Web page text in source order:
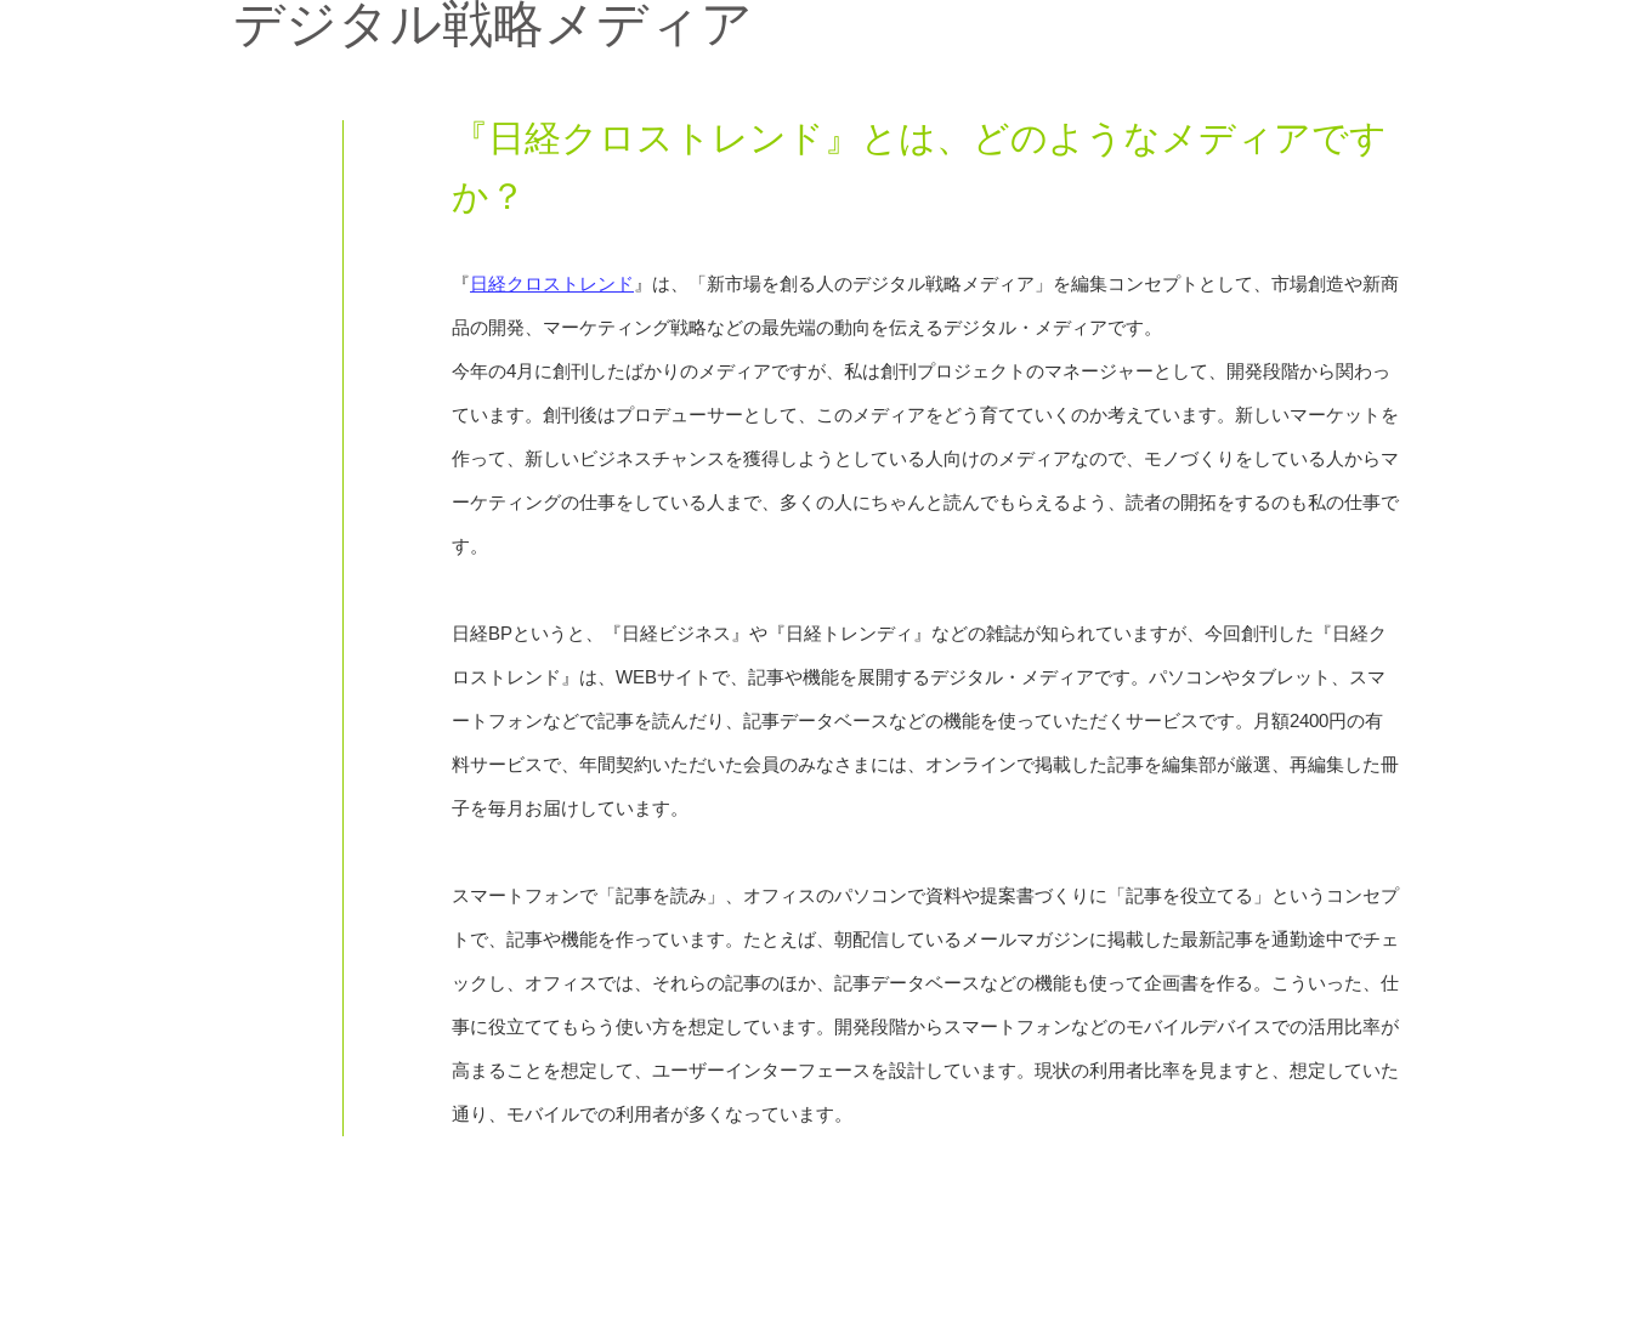
デジタル戦略メディア
『日経クロストレンド』とは、どのようなメディアです
か？
『日経クロストレンド 』は、「新市場を創る人のデジタル戦略メディア」を編集コンセプトとして、市場創造や新商
品の開発、マーケティング戦略などの最先端の動向を伝えるデジタル・メディアです。
今年の4月に創刊したばかりのメディアですが、私は創刊プロジェクトのマネージャーとして、開発段階から関わっ
ています。創刊後はプロデューサーとして、このメディアをどう育てていくのか考えています。新しいマーケットを
作って、新しいビジネスチャンスを獲得しようとしている人向けのメディアなので、モノづくりをしている人からマ
ーケティングの仕事をしている人まで、多くの人にちゃんと読んでもらえるよう、読者の開拓をするのも私の仕事で
す。
日経BPというと、『日経ビジネス』や『日経トレンディ』などの雑誌が知られていますが、今回創刊した『日経ク
ロストレンド』は、WEBサイトで、記事や機能を展開するデジタル・メディアです。パソコンやタブレット、スマ
ートフォンなどで記事を読んだり、記事データベースなどの機能を使っていただくサービスです。月額2400円の有
料サービスで、年間契約いただいた会員のみなさまには、オンラインで掲載した記事を編集部が厳選、再編集した冊
子を毎月お届けしています。
スマートフォンで「記事を読み」、オフィスのパソコンで資料や提案書づくりに「記事を役立てる」というコンセプ
トで、記事や機能を作っています。たとえば、朝配信しているメールマガジンに掲載した最新記事を通勤途中でチェ
ックし、オフィスでは、それらの記事のほか、記事データベースなどの機能も使って企画書を作る。こういった、仕
事に役立ててもらう使い方を想定しています。開発段階からスマートフォンなどのモバイルデバイスでの活用比率が
高まることを想定して、ユーザーインターフェースを設計しています。現状の利用者比率を見ますと、想定していた
通り、モバイルでの利用者が多くなっています。